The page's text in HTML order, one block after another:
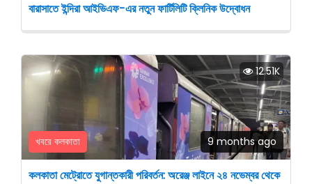
বারাসাতে ইন্দিরা আইভিএফ-এর নতুন ফার্টিলিটি ক্লিনিক উদ্বোধন
12.51K
খবরে কলকাতা 9 months ago
কলকাতা মেট্রোতে যুগান্তকারী পরিবর্তন: অরেঞ্জ লাইনে ২৪ নভেম্বর থেকে